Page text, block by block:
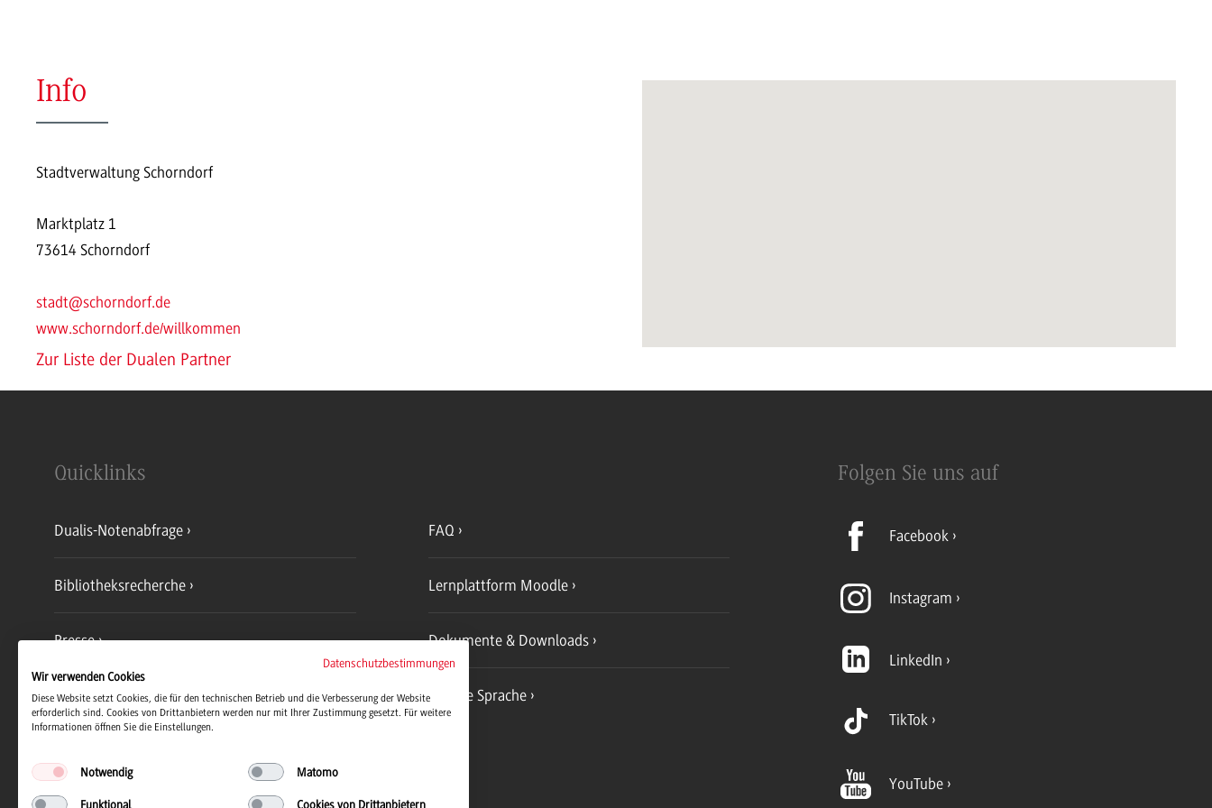
Info
Stadtverwaltung Schorndorf
Marktplatz 1
73614 Schorndorf
stadt@schorndorf.de
www.schorndorf.de/willkommen
Zur Liste der Dualen Partner
Quicklinks
Dualis-Notenabfrage FAQ
Bibliotheksrecherche Lernplattform Moodle
Presse Dokumente & Downloads
Jobs und Karriere Leichte Sprache
Folgen Sie uns auf
Facebook
Instagram
LinkedIn
TikTok
YouTube
Datenschutzbestimmungen
Wir verwenden Cookies
Diese Website setzt Cookies, die für den technischen Betrieb und die Verbesserung der Website
erforderlich sind. Cookies von Drittanbietern werden nur mit Ihrer Zustimmung gesetzt. Für weitere
Informationen öffnen Sie die Einstellungen.
Notwendig Matomo
Funktional Cookies von Drittanbietern